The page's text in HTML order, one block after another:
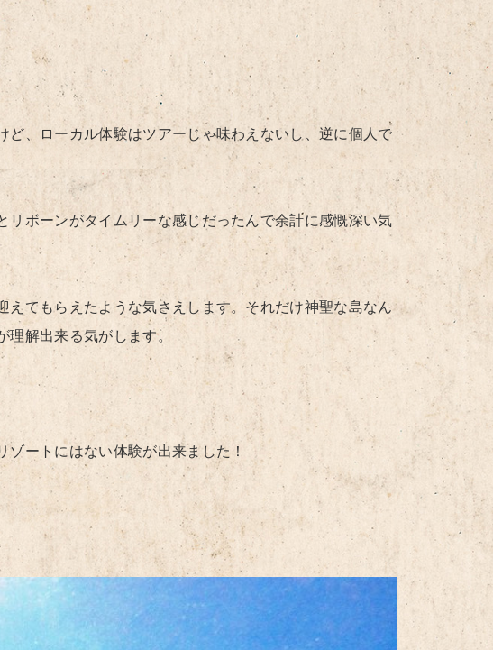
、ローカル体験はツアーじゃ味わえないし、逆に個人で
ボーンがタイムリーな感じだったんで余計に感慨深い気
てもらえたような気さえします。それだけ神聖な島なん
解出来る気がします。
ートにはない体験が出来ました！